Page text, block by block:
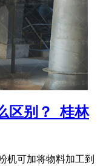
区别？_桂林
机可加将物料加工到